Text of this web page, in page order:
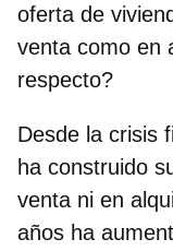
oferta de
venta como en
respecto?
Desde la crisis
ha construido
venta ni en
años ha